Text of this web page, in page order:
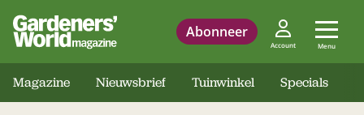
Abonneer
Account Menu
Magazine Nieuwsbrief Tuinwinkel Specials